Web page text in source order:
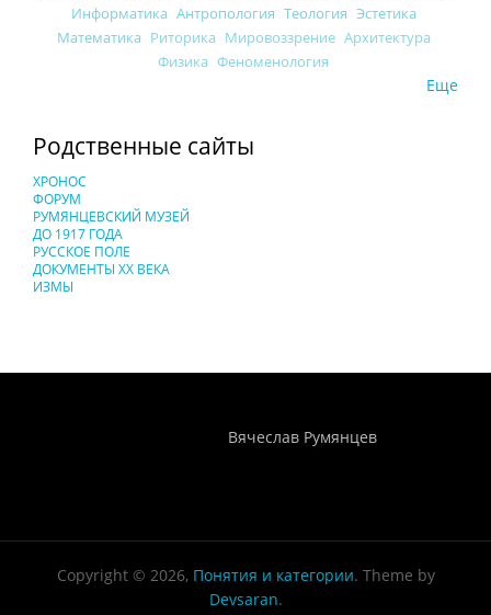
Информатика Антропология Теология Эстетика
Математика Риторика Мировоззрение Архитектура
Физика Феноменология
Еще
Родственные сайты
ХРОНОС
ФОРУМ
РУМЯНЦЕВСКИЙ МУЗЕЙ
ДО 1917 ГОДА
РУССКОЕ ПОЛЕ
ДОКУМЕНТЫ XX ВЕКА
ИЗМЫ
Вячеслав Румянцев
Copyright © 2026, Понятия и категории. Theme by
Devsaran.